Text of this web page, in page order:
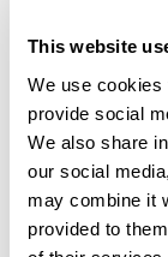
This website
We use cookies
provide social
We also share
our social
may combine it
provided to